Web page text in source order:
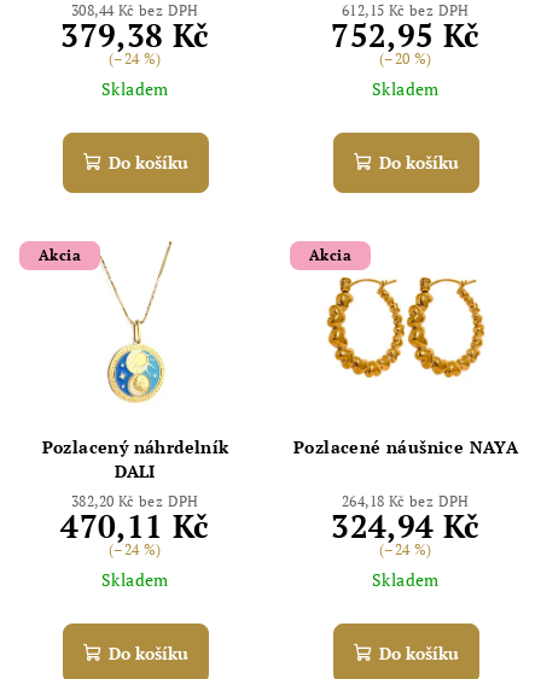
308,44 Kč bez DPH
379,38 Kč
(–24 %)
Skladem
Do košíku
612,15 Kč bez DPH
752,95 Kč
(–20 %)
Skladem
Do košíku
Akcia
Pozlacený náhrdelník
DALI
382,20 Kč bez DPH
470,11 Kč
(–24 %)
Skladem
Do košíku
Akcia
Pozlacené náušnice NAYA
264,18 Kč bez DPH
324,94 Kč
(–24 %)
Skladem
Do košíku